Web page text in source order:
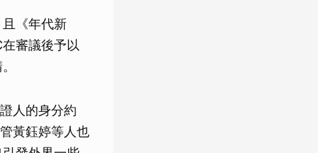
《年代新
審議後予以
人的身分約
黃鈺婷等人也